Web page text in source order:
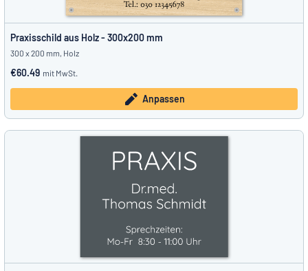
Praxisschild aus Holz - 300x200 mm
300 x 200 mm, Holz
€60.49 mit MwSt.
Anpassen